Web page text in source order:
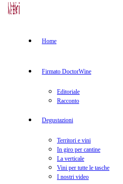
Home
Firmato DoctorWine
Editoriale
Racconto
Degustazioni
Territori e vini
In giro per cantine
La verticale
Vini per tutte le tasche
I nostri video